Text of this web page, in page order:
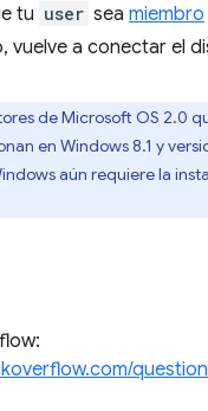
tu user sea miembro
vuelve a conectar el
de Microsoft OS 2.0
en Windows 8.1 y
aún requiere la